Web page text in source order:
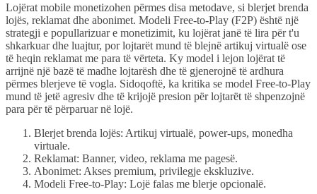
Lojërat mobile monetizohen përmes disa metodave, si blerjet brenda
lojës, reklamat dhe abonimet. Modeli Free-to-Play (F2P) është një
strategji e popullarizuar e monetizimit, ku lojërat janë të lira për t'u
shkarkuar dhe luajtur, por lojtarët mund të blejnë artikuj virtualë ose
të heqin reklamat me para të vërteta. Ky model i lejon lojërat të
arrijnë një bazë të madhe lojtarësh dhe të gjenerojnë të ardhura
përmes blerjeve të vogla. Sidoqoftë, ka kritika se model Free-to-Play
mund të jetë agresiv dhe të krijojë presion për lojtarët të shpenzojnë
para për të përparuar në lojë.
Blerjet brenda lojës: Artikuj virtualë, power-ups, monedha
virtuale.
Reklamat: Banner, video, reklama me pagesë.
Abonimet: Akses premium, privilegje ekskluzive.
Modeli Free-to-Play: Lojë falas me blerje opcionalë.